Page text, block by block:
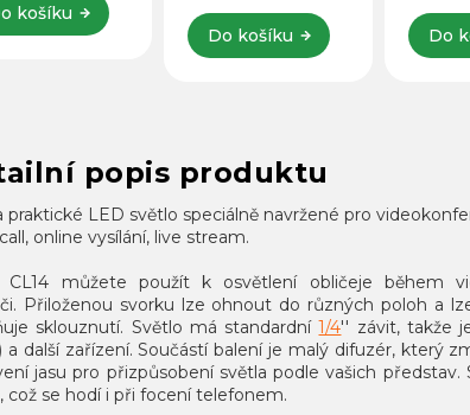
košíku
Do košíku
kameru kvůli vyšší
kvalitě obrazu.
Do
popis produktu
praktické LED světlo speciálně navržené pro
online vysílání, live stream.
CL14 můžete použít k osvětlení obličeje během
Přiloženou svorku lze ohnout do různých poloh a
sklouznutí. Světlo má standardní1/4'' závit, takže
a další zařízení. Součástí balení je malý difuzér, který
jasu pro přizpůsobení světla podle vašich představ.
což se hodí i při focení telefonem.